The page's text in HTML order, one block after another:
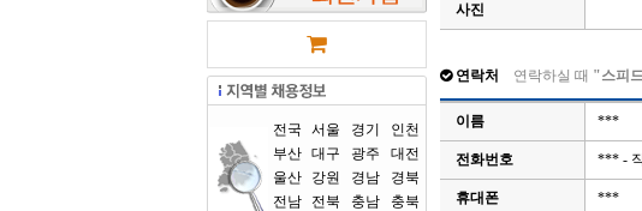
전국 서울 경기
인천
부산 대구 광주
대전
울산
강원 경남
경북
전남
전북 충남
충북
사진
연락처 연락하실 때 "스피
이름 ***
전화번호 *** -
휴대폰 ***